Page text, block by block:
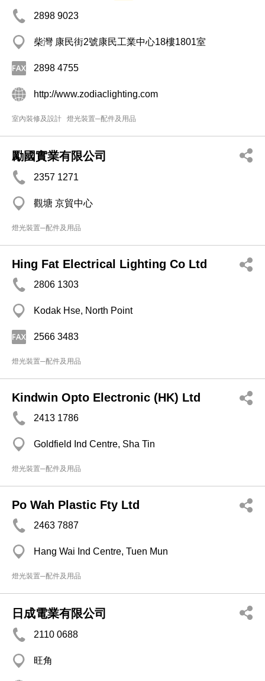
2898 9023
柴灣 康民街2號康民工業中心18樓1801室
2898 4755
http://www.zodiaclighting.com
室內裝修及設計 燈光裝置─配件及用品
勵國實業有限公司
2357 1271
觀塘 京貿中心
燈光裝置─配件及用品
Hing Fat Electrical Lighting Co Ltd
2806 1303
Kodak Hse, North Point
2566 3483
燈光裝置─配件及用品
Kindwin Opto Electronic (HK) Ltd
2413 1786
Goldfield Ind Centre, Sha Tin
燈光裝置─配件及用品
Po Wah Plastic Fty Ltd
2463 7887
Hang Wai Ind Centre, Tuen Mun
燈光裝置─配件及用品
日成電業有限公司
2110 0688
旺角